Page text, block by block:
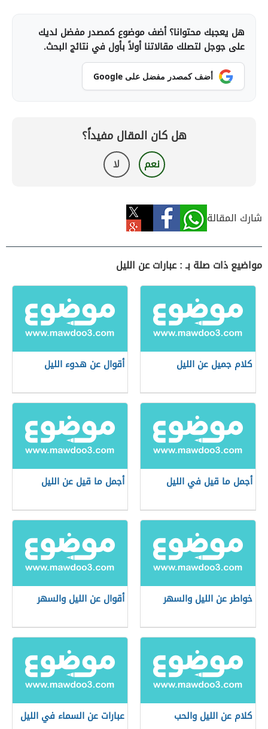
هل يعجبك محتوانا؟ أضف موضوع كمصدر مفضل لديك
على جوجل لتصلك مقالاتنا أولاً بأول في نتائج البحث.
أضف كمصدر مفضل على Google
هل كان المقال مفيداً؟
نعم لا
شارك المقالة
مواضيع ذات صلة بـ : عبارات عن الليل
كلام جميل عن الليل أقوال عن هدوء الليل
أجمل ما قيل في الليل أجمل ما قيل عن الليل
خواطر عن الليل والسهر أقوال عن الليل والسهر
كلام عن الليل والحب عبارات عن السماء في الليل